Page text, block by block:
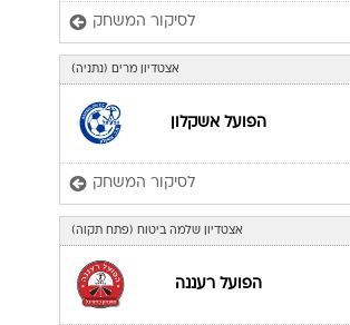
לסיקור המשחק
אצטדיון מרים (נתניה)
הפועל אשקלון
לסיקור המשחק
אצטדיון שלמה ביטוח (פתח תקוה)
הפועל רעננה